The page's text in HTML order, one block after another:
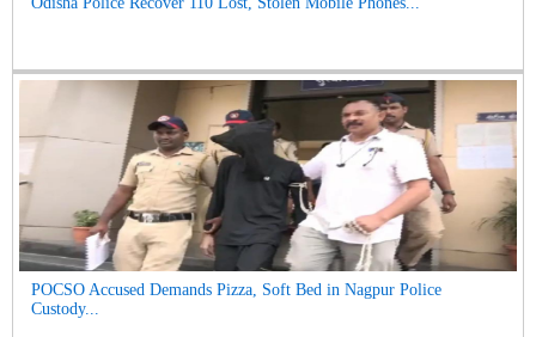
POCSO Accused Demands Pizza, Soft Bed in Nagpur Police
Custody...